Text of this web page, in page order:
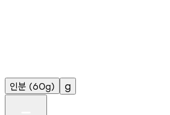
인분 (60g) g